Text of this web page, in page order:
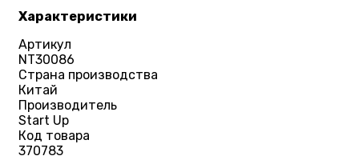
Характеристики
Артикул
NT30086
Страна производства
Китай
Производитель
Start Up
Код товара
370783